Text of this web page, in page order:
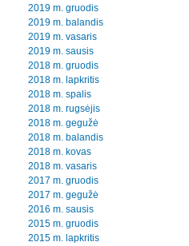
2019 m. gruodis
2019 m. balandis
2019 m. vasaris
2019 m. sausis
2018 m. gruodis
2018 m. lapkritis
2018 m. spalis
2018 m. rugsėjis
2018 m. gegužė
2018 m. balandis
2018 m. kovas
2018 m. vasaris
2017 m. gruodis
2017 m. gegužė
2016 m. sausis
2015 m. gruodis
2015 m. lapkritis